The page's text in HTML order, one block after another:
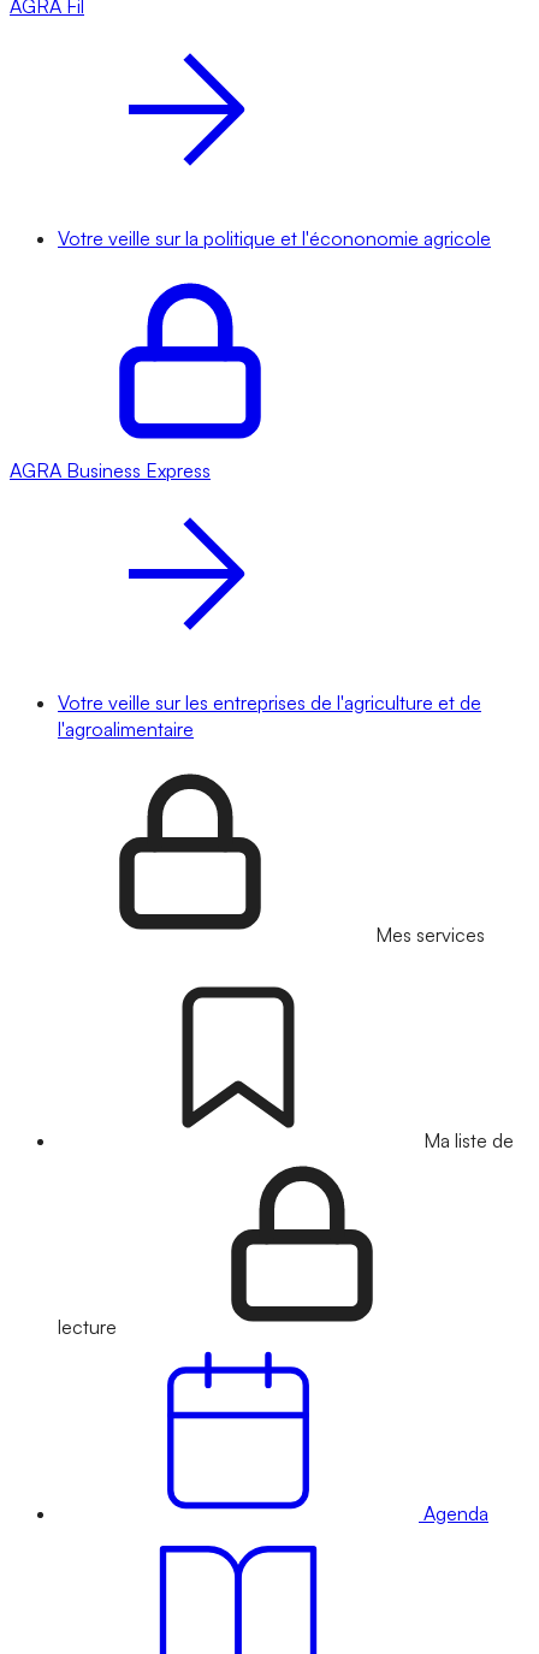
AGRA Fil
Votre veille sur la politique et l'écononomie agricole
AGRA Business Express
Votre veille sur les entreprises de l'agriculture et de
l'agroalimentaire
Mes services
Ma liste de
lecture
Agenda